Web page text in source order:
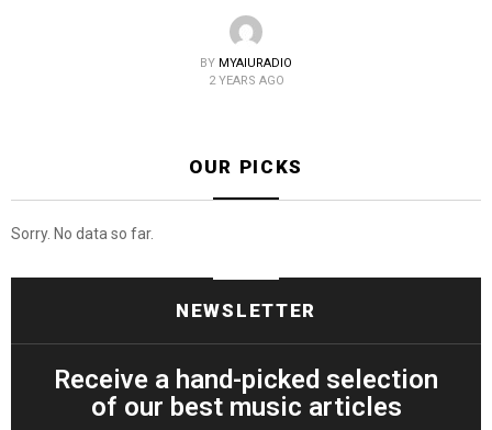
BY MYAIURADIO
2 YEARS AGO
OUR PICKS
Sorry. No data so far.
NEWSLETTER
Receive a hand-picked selection
of our best music articles